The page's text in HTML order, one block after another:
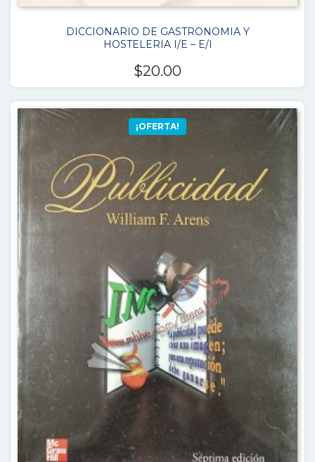
DICCIONARIO DE GASTRONOMIA Y
HOSTELERIA I/E – E/I
$20.00
¡OFERTA!